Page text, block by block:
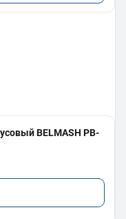
BELMASH PB-